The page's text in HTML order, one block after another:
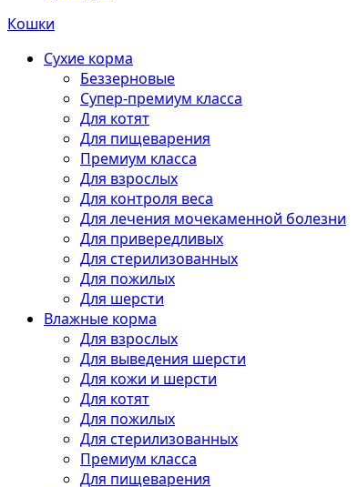
Кошки
Сухие корма
Беззерновые
Супер-премиум класса
Для котят
Для пищеварения
Премиум класса
Для взрослых
Для контроля веса
Для лечения мочекаменной болезни
Для привередливых
Для стерилизованных
Для пожилых
Для шерсти
Влажные корма
Для взрослых
Для выведения шерсти
Для кожи и шерсти
Для котят
Для пожилых
Для стерилизованных
Премиум класса
Для пищеварения